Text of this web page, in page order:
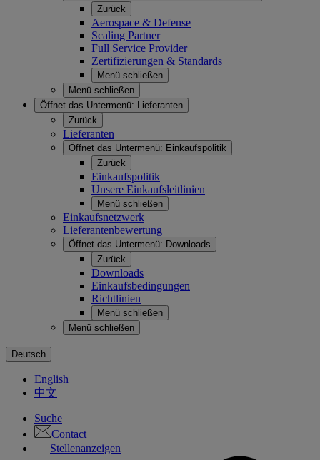
Zurück
Aerospace & Defense
Scaling Partner
Full Service Provider
Zertifizierungen & Standards
Menü schließen
Menü schließen
Öffnet das Untermenü: Lieferanten
Zurück
Lieferanten
Öffnet das Untermenü: Einkaufspolitik
Zurück
Einkaufspolitik
Unsere Einkaufsleitlinien
Menü schließen
Einkaufsnetzwerk
Lieferantenbewertung
Öffnet das Untermenü: Downloads
Zurück
Downloads
Einkaufsbedingungen
Richtlinien
Menü schließen
Menü schließen
Deutsch
English
中文
Suche
Contact
Stellenanzeigen